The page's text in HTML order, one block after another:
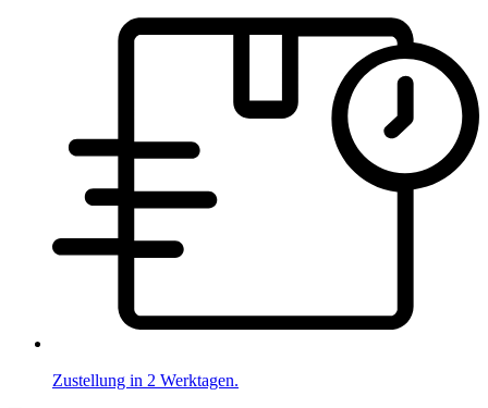
Zustellung in 2 Werktagen.